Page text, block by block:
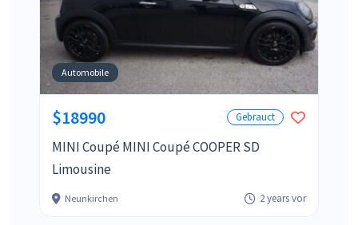
Automobile
$18990 Gebrauct
MINI Coupé MINI Coupé COOPER SD
Limousine
Neunkirchen 2 years vor